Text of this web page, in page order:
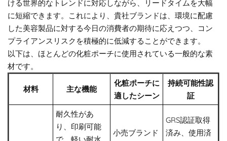
ける世界的なトレンドに対応しながら、リードタイムを大幅
に短縮できます。これにより、貴社ブランドは、環境に配慮
した美容製品に対する今日の消費者の期待に応えつつ、コン
プライアンスリスクを積極的に低減することができます。
以下は、ほとんどの化粧ポーチに使用されている一般的な素
材です。
材料 主な機能
化粧ポーチに
適したシーン
持続可能性認
証
耐久性があ
り、印刷可能
で、軽い耐水
小売ブランド
GRS認証取得
済み、使用済